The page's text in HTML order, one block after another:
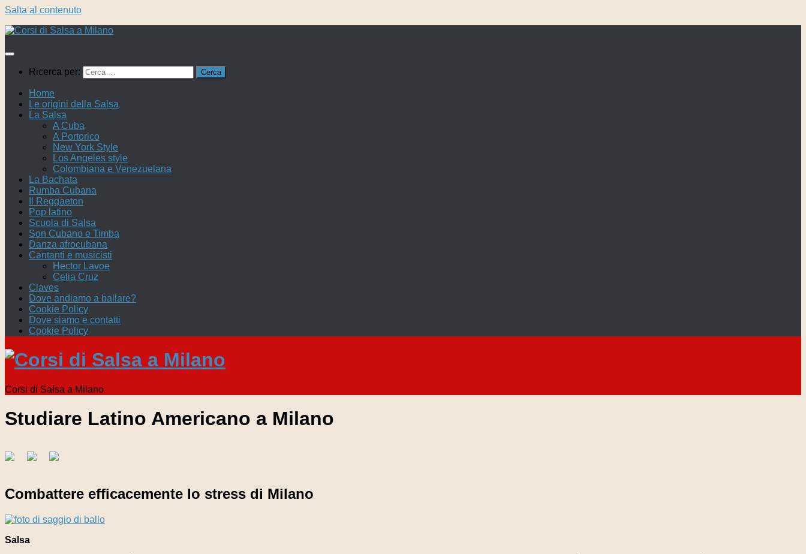
Salta al contenuto
Ricerca per:
Home
Le origini della Salsa
La Salsa
A Cuba
A Portorico
New York Style
Los Angeles style
Colombiana e Venezuelana
La Bachata
Rumba Cubana
Il Reggaeton
Pop latino
Scuola di Salsa
Son Cubano e Timba
Danza afrocubana
Cantanti e musicisti
Hector Lavoe
Celia Cruz
Claves
Dove andiamo a ballare?
Cookie Policy
Dove siamo e contatti
Cookie Policy
Corsi di Salsa a Milano
Studiare Latino Americano a Milano
Combattere efficacemente lo stress di Milano
Salsa